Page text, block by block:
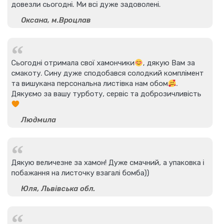
довезли сьогодні. Ми всі дуже задоволені.
Оксана, м.Вроцлав
Сьогодні отримала свої хамончики
, дякую Вам за
смакоту. Сину дуже сподобався солодкий комплімент
та вишукана персональна листівка нам обом
.
Дякуємо за вашу турботу, сервіс та доброзичливість
Людмила
Дякую величезне за хамон! Дуже смачний, а упаковка і
побажання на листочку взагалі бомба))
Юля, Львівська обл.